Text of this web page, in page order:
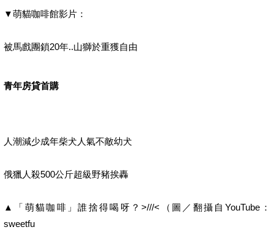
▼萌貓咖啡館影片：
被馬戲團鎖20年..山獅於重獲自由
青年房貸首購
人潮減少成年柴犬人氣不敵幼犬
俄獵人殺500公斤超級野豬挨轟
▲「萌貓咖啡」誰捨得喝呀？>///<（圖／翻攝自YouTube：
sweetfu